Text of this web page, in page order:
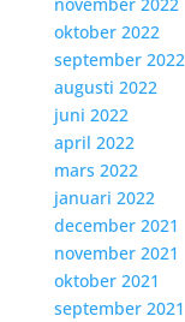
oktober 2022
september 2022
augusti 2022
juni 2022
april 2022
mars 2022
januari 2022
december 2021
november 2021
oktober 2021
september 2021